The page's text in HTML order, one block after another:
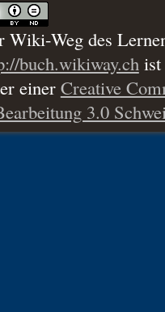
Wiki-Weg des
buch.wikiway.chist
einer Creative
3.0